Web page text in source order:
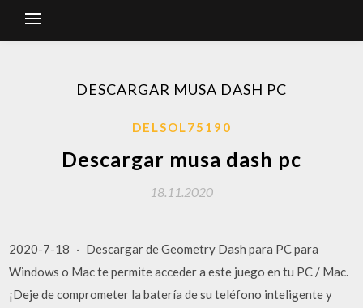
DESCARGAR MUSA DASH PC
DELSOL75190
Descargar musa dash pc
18.11.2020
2020-7-18 · Descargar de Geometry Dash para PC para
Windows o Mac te permite acceder a este juego en tu PC / Mac.
¡Deje de comprometer la batería de su teléfono inteligente y